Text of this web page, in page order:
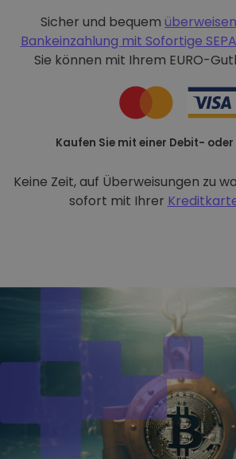
Sicher und bequem
Bankeinzahlung mit Sofortige
Sie können mit Ihrem EURO-
Kaufen Sie mit einer Debit-
Keine Zeit, auf Überweisungen zu
sofort mit Ihrer